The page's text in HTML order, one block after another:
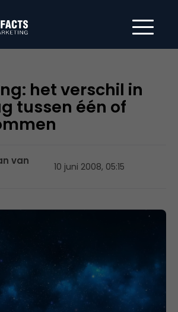
het verschil in
tussen één of
van
10 juni 2008, 05:15